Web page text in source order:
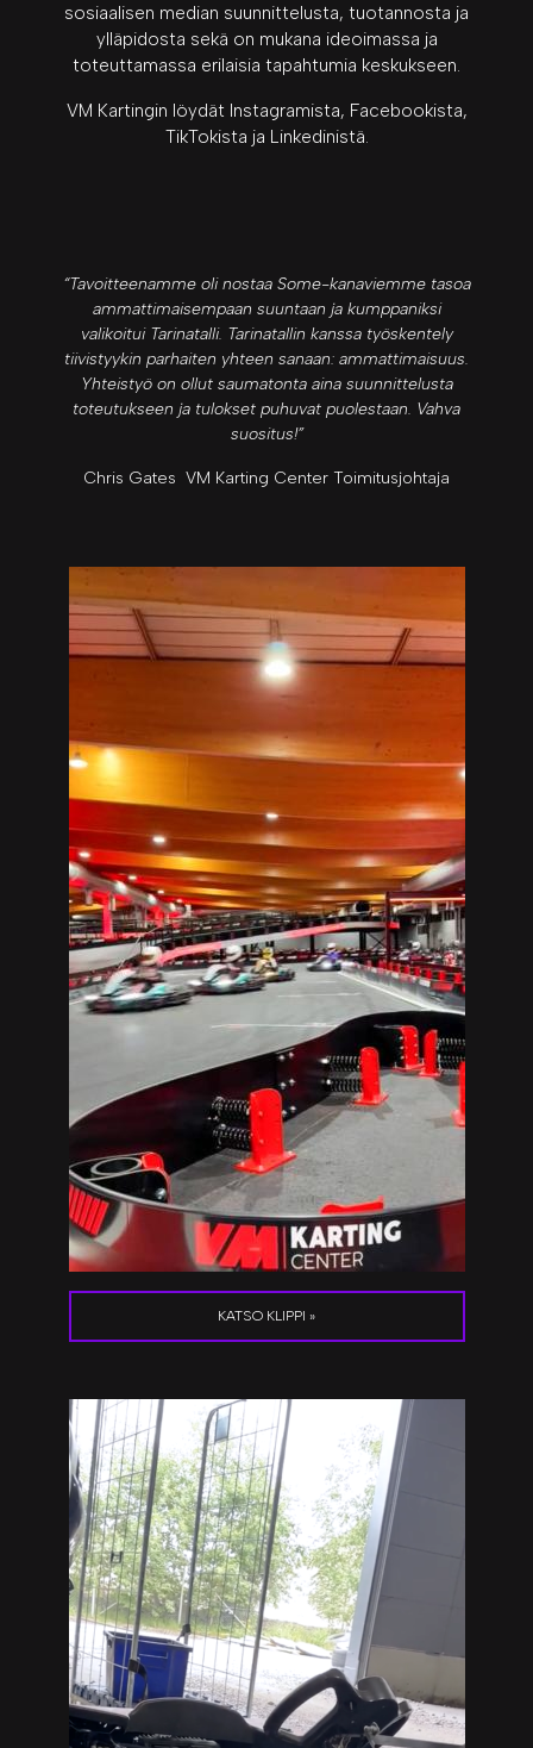
sosiaalisen median suunnittelusta, tuotannosta ja
ylläpidosta sekä on mukana ideoimassa ja
toteuttamassa erilaisia tapahtumia keskukseen.
VM Kartingin löydät Instagramista, Facebookista,
TikTokista ja Linkedinistä.
“Tavoitteenamme oli nostaa Some-kanaviemme tasoa
ammattimaisempaan suuntaan ja kumppaniksi
valikoitui Tarinatalli. Tarinatallin kanssa työskentely
tiivistyykin parhaiten yhteen sanaan: ammattimaisuus.
Yhteistyö on ollut saumatonta aina suunnittelusta
toteutukseen ja tulokset puhuvat puolestaan. Vahva
suositus!”
Chris Gates VM Karting Center Toimitusjohtaja
KATSO KLIPPI »